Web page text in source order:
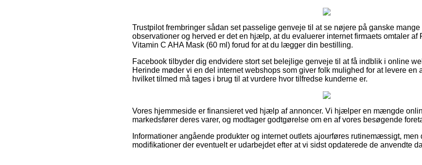
Trustpilot frembringer sådan set passelige genveje til at se nøjere på ganske
observationer og herved er det en hjælp, at du evaluerer internet firmaets omtaler af
Vitamin C AHA Mask (60 ml) forud for at du lægger din bestilling.
Facebook tilbyder dig endvidere stort set belejlige genveje til at få indblik i online
Herinde møder vi en del internet webshops som giver folk mulighed for at levere en
hvilket tilmed må tages i brug til at vurdere hvor tilfredse kunderne er.
Vores hjemmeside er finansieret ved hjælp af annoncer. Vi hjælper en mængde
markedsfører deres varer, og modtager godtgørelse om en af vores besøgende
Informationer angående produkter og internet outlets ajourføres rutinemæssigt, men
modifikationer der eventuelt er udarbejdet efter at vi sidst opdaterede de anvendte